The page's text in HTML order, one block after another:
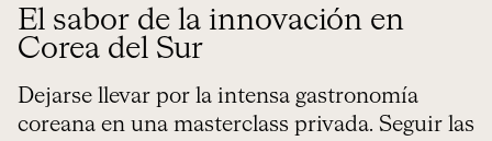
El sabor de la innovación en
Corea del Sur
Dejarse llevar por la intensa gastronomía
coreana en una masterclass privada. Seguir las